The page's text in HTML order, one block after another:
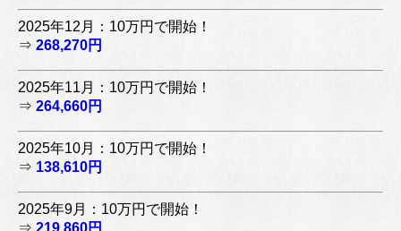
2025年12月：10万円で開始！
⇒ 268,270円
2025年11月：10万円で開始！
⇒ 264,660円
2025年10月：10万円で開始！
⇒ 138,610円
2025年9月：10万円で開始！
⇒ 219,860円